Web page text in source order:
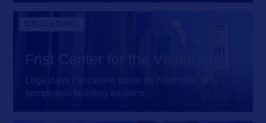
SITE CULTUREL
Frist Center for the Visual Arts
Logé dans l’ancienne poste de Nashville, un
somptueux building art-déco